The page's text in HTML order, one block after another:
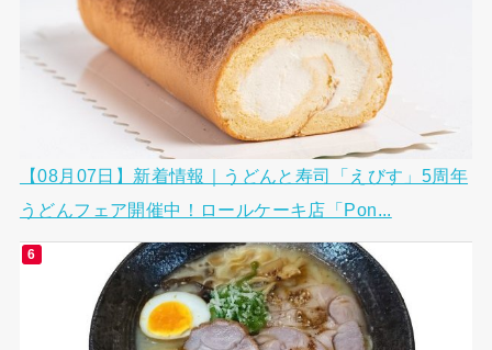
【08月07日】新着情報｜うどんと寿司「えびす」5周年
うどんフェア開催中！ロールケーキ店「Pon...